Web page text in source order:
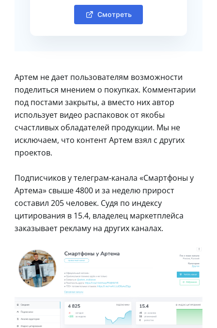
Смотреть
Артем не дает пользователям возможности
поделиться мнением о покупках. Комментарии
под постами закрыты, а вместо них автор
использует видео распаковок от якобы
счастливых обладателей продукции. Мы не
исключаем, что контент Артем взял с других
проектов.
Подписчиков у телеграм-канала «Смартфоны у
Артема» свыше 4800 и за неделю прирост
составил 205 человек. Судя по индексу
цитирования в 15.4, владелец маркетплейса
заказывает рекламу на других каналах.